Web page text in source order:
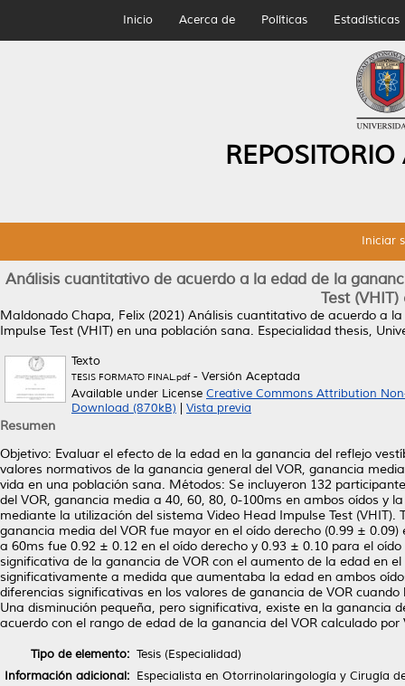
Inicio Acerca de Políticas Estadísticas
Iniciar
Análisis cuantitativo de acuerdo a la edad de la
Test
Maldonado Chapa, Felix (2021) Análisis cuantitativo de acuerdo a
Impulse Test (VHIT) en una población sana. Especialidad thesis,
Texto
TESIS FORMATO FINAL.pdf- Versión Aceptada
Available under License Creative Commons Attribution
Download (870kB)
Vista previa
Resumen
Objetivo: Evaluar el efecto de la edad en la ganancia del reflejo
valores normativos de la ganancia general del VOR, ganancia
vida en una población sana. Métodos: Se incluyeron 132
del VOR, ganancia media a 40, 60, 80, 0-100ms en ambos oídos y
mediante la utilización del sistema Video Head Impulse Test
ganancia media del VOR fue mayor en el oído derecho (0.99 ±
a 60ms fue 0.92 ± 0.12 en el oído derecho y 0.93 ± 0.10 para el
significativa de la ganancia de VOR con el aumento de la edad en
significativamente a medida que aumentaba la edad en ambos
diferencias significativas en los valores de ganancia de VOR
Una disminución pequeña, pero significativa, existe en la ganancia
acuerdo con el rango de edad de la ganancia del VOR calculado por
Tipo de elemento: Tesis (Especialidad)
Información adicional: Especialista en Otorrinolaringología y Cirugía